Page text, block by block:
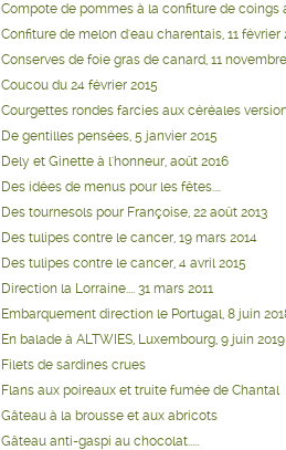
Compote de pommes à la confiture de coings
Confiture de melon d'eau charentais, 11 février
Conserves de foie gras de canard, 11
Coucou du 24 février 2015
Courgettes rondes farcies aux céréales
De gentilles pensées, 5 janvier 2015
Dely et Ginette à l'honneur, août 2016
Des idées de menus pour les fêtes....
Des tournesols pour Françoise, 22 août 2013
Des tulipes contre le cancer, 19 mars 2014
Des tulipes contre le cancer, 4 avril 2015
Direction la Lorraine.... 31 mars 2011
Embarquement direction le Portugal, 8 juin
En balade à ALTWIES, Luxembourg, 9 juin 2019
Filets de sardines crues
Flans aux poireaux et truite fumée de Chantal
Gâteau à la brousse et aux abricots
Gâteau anti-gaspi au chocolat.....